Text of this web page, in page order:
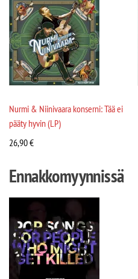
Nurmi & Niinivaara konserni: Tää ei
pääty hyvin (LP)
26,90€
Ennakkomyynnissä